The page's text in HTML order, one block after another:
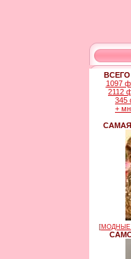
1097
2112
345
+
[МОДНЫЕ